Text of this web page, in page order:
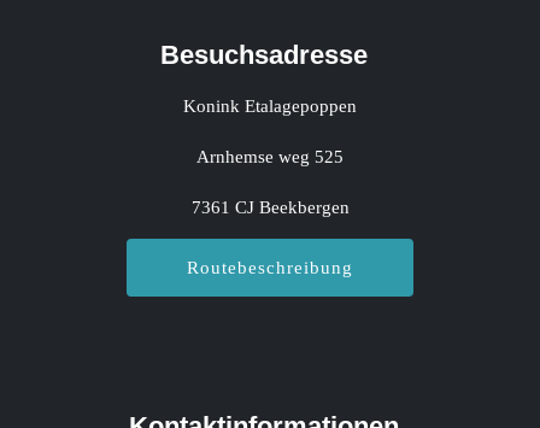
Besuchsadresse
Konink Etalagepoppen
Arnhemse weg 525
7361 CJ Beekbergen
Routebeschreibung